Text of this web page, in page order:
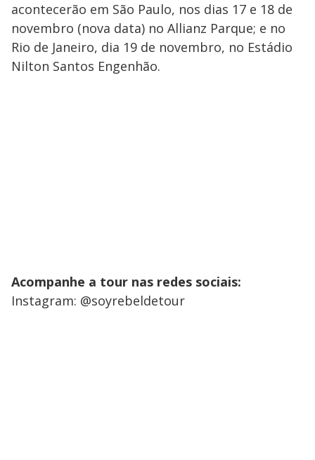
acontecerão em São Paulo, nos dias 17 e 18 de
novembro (nova data) no Allianz Parque; e no
Rio de Janeiro, dia 19 de novembro, no Estádio
Nilton Santos Engenhão.
Acompanhe a tour nas redes sociais:
Instagram: @soyrebeldetour